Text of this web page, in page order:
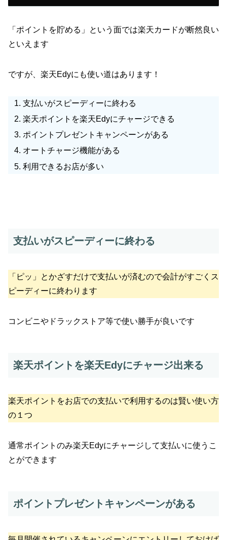
「ポイントを貯める」という面では楽天カードが断然良い
といえます
ですが、楽天Edyにも使い道はあります！
支払いがスピーディーに終わる
楽天ポイントを楽天Edyにチャージできる
ポイントプレゼントキャンペーンがある
オートチャージ機能がある
利用できるお店が多い
支払いがスピーディーに終わる
「ピッ」とかざすだけで支払いが済むので会計がすごくス
ピーディーに終わります
コンビニやドラックストア等で使い勝手が良いです
楽天ポイントを楽天Edyにチャージ出来る
楽天ポイントをお店での支払いで利用するのは賢い使い方
の１つ
通常ポイントのみ楽天Edyにチャージして支払いに使うこ
とができます
ポイントプレゼントキャンペーンがある